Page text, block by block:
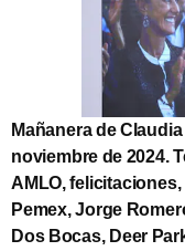
Mañanera de
noviembre de 2024.
AMLO,
Pemex, Jorge
Dos Bocas, Deer